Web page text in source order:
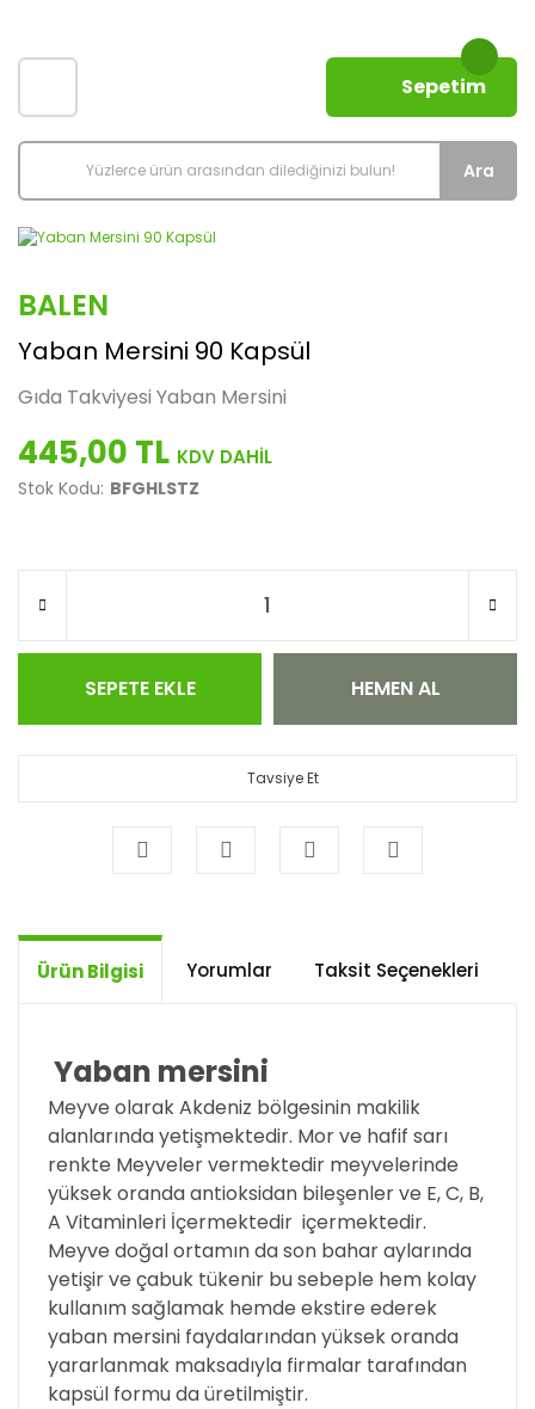
Ara
Sepetim
BALEN
Yaban Mersini 90 Kapsül
Gıda Takviyesi Yaban Mersini
445,00 TL
Stok Kodu: BFGHLSTZ
SEPETE EKLE HEMEN AL
Tavsiye Et
Ürün Bilgisi Yorumlar Taksit Seçenekleri
Yaban mersini
Meyve olarak Akdeniz bölgesinin makilik
alanlarında yetişmektedir. Mor ve hafif sarı
renkte Meyveler vermektedir meyvelerinde
yüksek oranda antioksidan bileşenler ve E, C, B,
A Vitaminleri İçermektedir içermektedir.
Meyve doğal ortamın da son bahar aylarında
yetişir ve çabuk tükenir bu sebeple hem kolay
kullanım sağlamak hemde ekstire ederek
yaban mersini faydalarından yüksek oranda
yararlanmak maksadıyla firmalar tarafından
kapsül formu da üretilmiştir.